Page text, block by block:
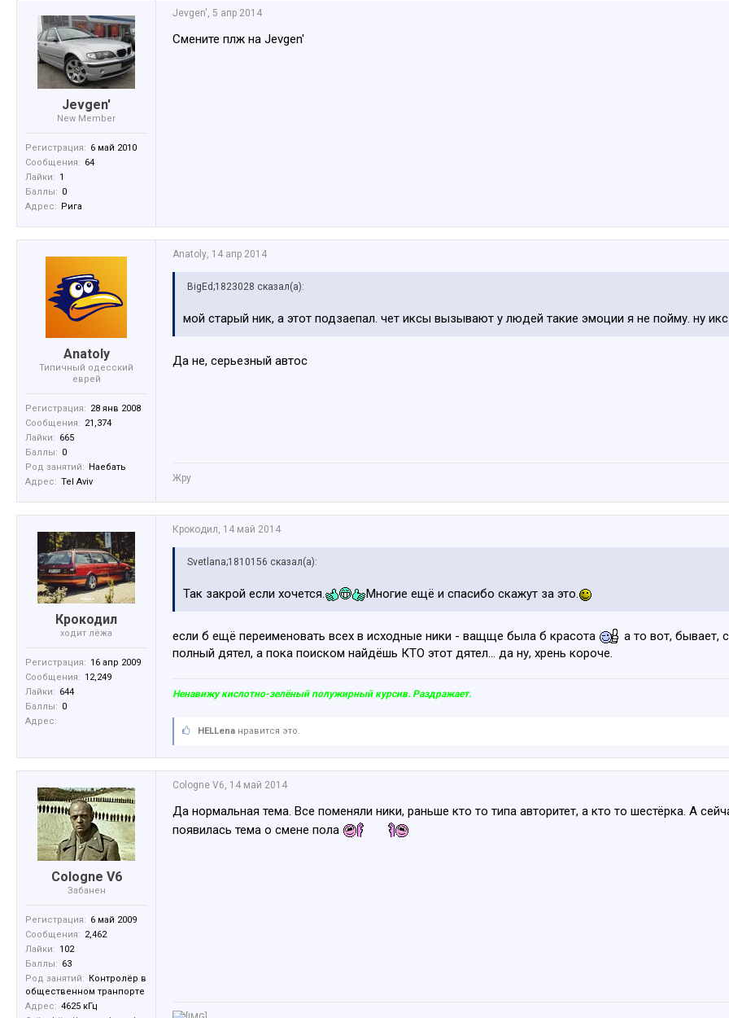
Jevgen'
New Member
Регистрация: 6 май 2010
Сообщения: 64
Лайки: 1
Баллы: 0
Адрес:
Рига
Jevgen', 5 апр 2014
Смените плж на Jevgen'
Anatoly
Типичный одесский
еврей
Регистрация: 28 янв 2008
Сообщения: 21,374
Лайки: 665
Баллы: 0
Род занятий:
Наебать
Адрес: Tel Aviv
Anatoly, 14 апр 2014
BigEd;1823028 сказал(а):
мой старый ник, а этот подзаепал. чет иксы вызывают у людей такие эмоции я не пойму. ну
Да не, серьезный автос
Жру
Крокодил
ходит лёжа
Регистрация: 16 апр 2009
Сообщения: 12,249
Лайки: 644
Баллы: 0
Адрес:
Крокодил, 14 май 2014
Svetlana;1810156 сказал(а):
Так закрой если хочется. Многие ещё и спасибо скажут за это.
если б ещё переименовать всех в исходные ники - ващще была б красота
а то вот, бывает,
полный дятел, а пока поиском найдёшь КТО этот дятел... да ну, хрень короче.
Ненавижу кислотно-зелёный полужирный курсив. Раздражает.
HELLena нравится это.
Cologne V6
Забанен
Регистрация: 6 май 2009
Сообщения: 2,462
Лайки: 102
Баллы: 63
Род занятий:
Контролёр в
общественном транпорте
Адрес: 4625 кГц
Cologne V6, 14 май 2014
Да нормальная тема. Все поменяли ники, раньше кто то типа авторитет, а кто то шестёрка. А
появилась тема о смене пола